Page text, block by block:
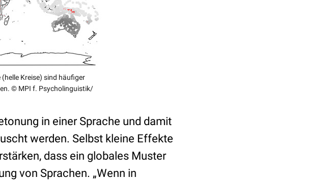
Kreise) sind häufiger
© MPI f. Psycholinguistik/
in einer Sprache und damit
werden. Selbst kleine Effekte
dass ein globales Muster
von Sprachen. „Wenn in